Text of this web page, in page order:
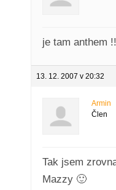
je tam anthem
13. 12. 2007 v 20:32
Armin
Člen
Tak jsem
Mazzy 🙂